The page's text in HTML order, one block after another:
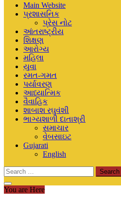
Main Website
પ્રશાસનિક
પ્રેસ નોટ
આંતરાષ્ટ્રીય
શિક્ષણ
આરોગ્ય
મહિલા
યુવા
રમત-ગમત
પર્યાવરણ
આધ્યાત્મિક
વૈવાહિક
શાબાશ રઘુવંશી
ભાગ્યશાળી દાતાશ્રી
સમાચાર
વેબસાઇટ
Gujarati
English
Search
for:
You are Here